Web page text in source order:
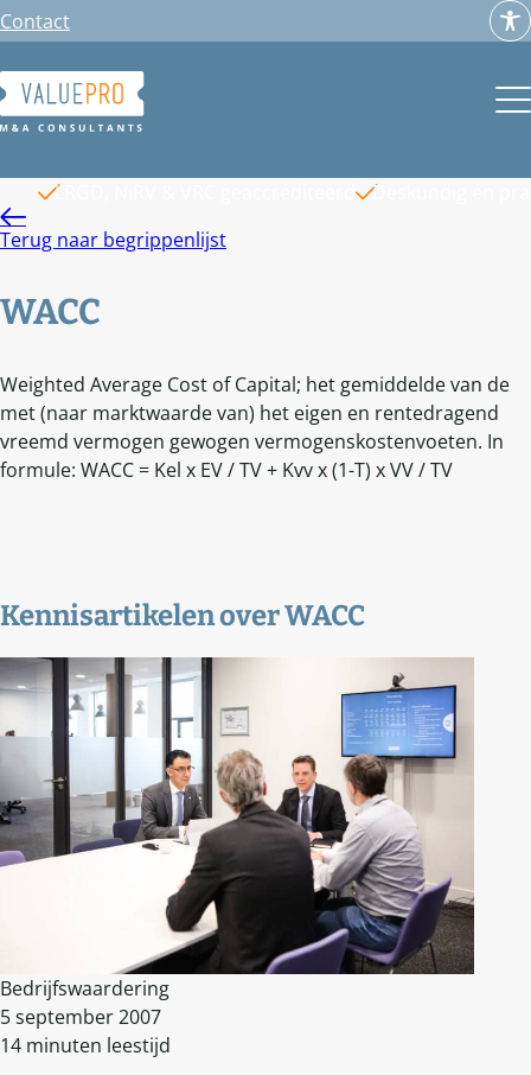
Ga
naar
de
inhoud
Contact
LRGD, NiRV & VRC geaccrediteerd
Deskundig en
Terug naar begrippenlijst
WACC
Weighted Average Cost of Capital; het gemiddelde van de
met (naar marktwaarde van) het eigen en rentedragend
vreemd vermogen gewogen vermogenskostenvoeten. In
formule: WACC = Kel x EV / TV + Kvv x (1-T) x VV / TV
Kennisartikelen overWACC
Bedrijfswaardering
5 september 2007
14 minuten leestijd